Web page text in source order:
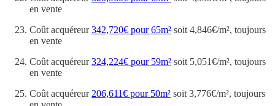
en vente
Coût acquéreur342,720€ pour 65m² soit 4,846€/m², toujours
en vente
Coût acquéreur324,224€ pour 59m² soit 5,051€/m², toujours
en vente
Coût acquéreur 206,611€ pour 50m² soit 3,776€/m², toujours